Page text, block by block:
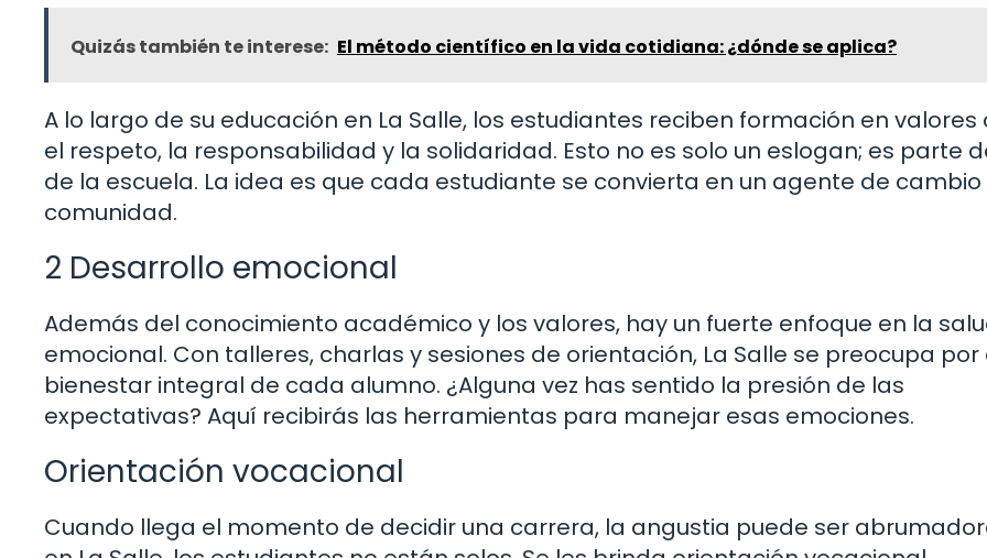
Quizás también te interese: El método científico en la vida cotidiana: ¿dónde se aplica?
A lo largo de su educación en La Salle, los estudiantes reciben formación en valores
el respeto, la responsabilidad y la solidaridad. Esto no es solo un eslogan; es parte
de la escuela. La idea es que cada estudiante se convierta en un agente de cambio
comunidad.
2 Desarrollo emocional
Además del conocimiento académico y los valores, hay un fuerte enfoque en la
emocional. Con talleres, charlas y sesiones de orientación, La Salle se preocupa por
bienestar integral de cada alumno. ¿Alguna vez has sentido la presión de las
expectativas? Aquí recibirás las herramientas para manejar esas emociones.
Orientación vocacional
Cuando llega el momento de decidir una carrera, la angustia puede ser